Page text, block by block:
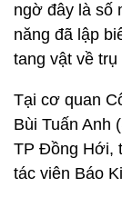
ngờ đây là số
năng đã lập
tang vật về
Tại cơ quan
Bùi Tuấn Anh
TP Đồng Hới,
tác viên Báo